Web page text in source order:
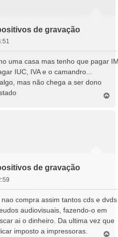
de gravação
uma casa mas tenho que pagar
IUC, IVA e o camandro...
mas não chega a ser dono
de gravação
compra assim tantos cds e dvds
audiovisuais, fazendo-o em
ai o dinheiro. Da ultima vez que
imposto a impressoras.